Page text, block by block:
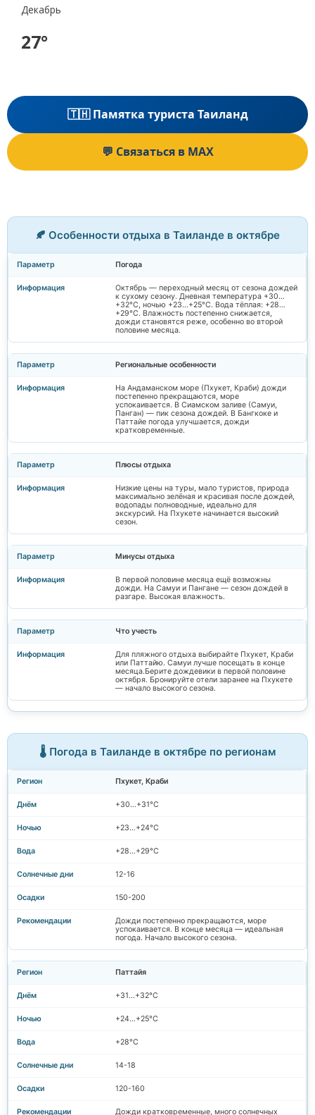
Декабрь
27°
🇹🇭 Памятка туриста Таиланд
💬 Связаться в MAX
🍂 Особенности отдыха в Таиланде в октябре
Погода
Октябрь — переходный месяц от сезона дождей
к сухому сезону. Дневная температура +30…
+32°C, ночью +23…+25°C. Вода тёплая: +28…
+29°C. Влажность постепенно снижается,
дожди становятся реже, особенно во второй
половине месяца.
Региональные особенности
На Андаманском море (Пхукет, Краби) дожди
постепенно прекращаются, море
успокаивается. В Сиамском заливе (Самуи,
Панган) — пик сезона дождей. В Бангкоке и
Паттайе погода улучшается, дожди
кратковременные.
Плюсы отдыха
Низкие цены на туры, мало туристов, природа
максимально зелёная и красивая после дождей,
водопады полноводные, идеально для
экскурсий. На Пхукете начинается высокий
сезон.
Минусы отдыха
В первой половине месяца ещё возможны
дожди. На Самуи и Пангане — сезон дождей в
разгаре. Высокая влажность.
Что учесть
Для пляжного отдыха выбирайте Пхукет, Краби
или Паттайю. Самуи лучше посещать в конце
месяца.Берите дождевики в первой половине
октября. Бронируйте отели заранее на Пхукете
— начало высокого сезона.
🌡️ Погода в Таиланде в октябре по регионам
Пхукет, Краби
+30…+31°C
+23…+24°C
+28…+29°C
12-16
150-200
Дожди постепенно прекращаются, море
успокаивается. В конце месяца — идеальная
погода. Начало высокого сезона.
Паттайя
+31…+32°C
+24…+25°C
+28°C
14-18
120-160
Дожди кратковременные, много солнечных